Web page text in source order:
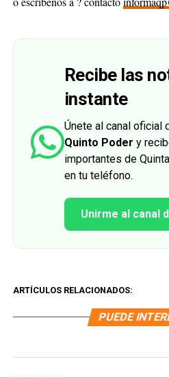
Recibe las
instante
Únete al canal oficial
Quinto Poder y
importantes de
en tu teléfono.
Unirme al canal
ARTÍCULOS RELACIONADOS:
PUEDE